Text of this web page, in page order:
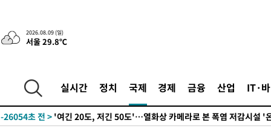
2026.08.09 (일)
서울 29.8℃
실시간 정치 국제 경제 금융 산업 IT·
-11473초 전 >
“美 이란전 무기 소진…북한과 분쟁시 주한 미군 취약해질 수
-26054초 전 >
차'
-25525초 전 > 콜롬비아 신임 우파 대통령 취임 하루만에 차량폭탄 폭발 사건